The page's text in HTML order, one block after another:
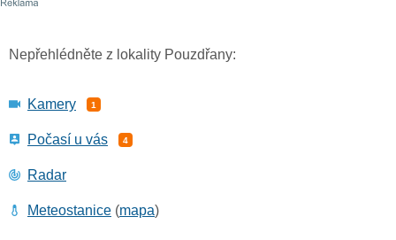
Nepřehlédněte z lokality Pouzdřany:
Kamery 1
Počasí u vás 4
Radar
Meteostanice (mapa)